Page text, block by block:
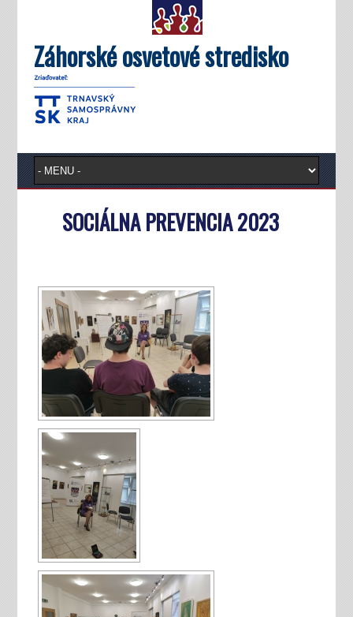
Záhorské osvetové stredisko
SOCIÁLNA PREVENCIA 2023